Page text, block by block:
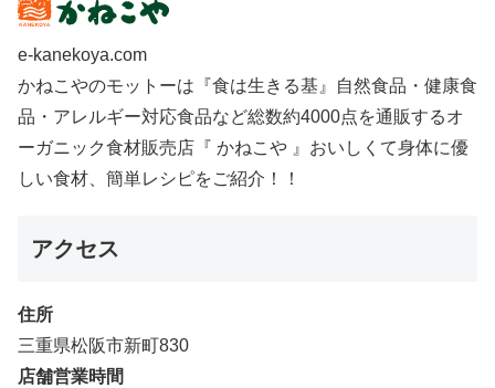
e-kanekoya.com
かねこやのモットーは『食は生きる基』自然食品・健康食
品・アレルギー対応食品など総数約4000点を通販するオ
ーガニック食材販売店『 かねこや 』おいしくて身体に優
しい食材、簡単レシピをご紹介！！
アクセス
住所
三重県松阪市新町830
店舗営業時間